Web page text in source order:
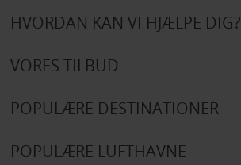
HVORDAN KAN VI HJÆLPE DIG?
VORES TILBUD
POPULÆRE DESTINATIONER
POPULÆRE LUFTHAVNE